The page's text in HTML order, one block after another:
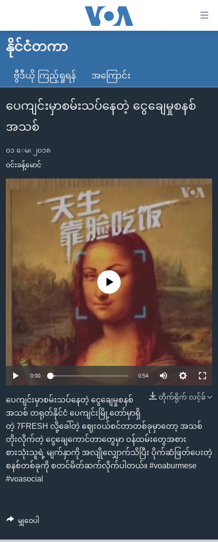
လွယ်ကူ
စေ
သည့်
များ
ပင်မ
သို့
ကျော်
ကြည့်
ကျော်
မူလစာမျက်နှာ
မြန်မာ
ကမ္ဘာ့သတင်းများ
နိုင်ငံတကာ
အမေရိကန်
အစ္စရေး-ပါလက်စတိုင်း
ဗွီဒီယို
သတင်းလွတ်လပ်ခွင့်
အင်္ဂလိပ်စာလေ့လာမယ်
မကြေးမုံရဲ့ အင်္ဂလိပ်စာ
ရုပ်ရှင်ထဲက အင်္ဂလိပ်စာ
သုတပဒေသာ အင်္ဂလိပ်စာ
ရေဒီယိုနှင့်ရုပ်သံ အချက်အလက်များ
ရေဒီယို/တီဗွီအစီအစဉ်
Learning English
ဗွီအိုအေ လူမှုကွန်ယက်များ
ဘာသာစကားများ
နိုင်ငံတကာ
ဗွီဒီယို ကြည့်ရှုရန် အကြောင်း
ပေကျင်းမှာစမ်းသပ်နေတဲ့ ငွေချေမှုစနစ်
အသစ်
၀၁ ေမ၊ ၂၀၁၈
၀င်းခန့်မောင်
No media source currently available
0:00 0:54
တိုက်ရိုက် လင့်ခ်
ပေကျင်းမှာစမ်းသပ်နေတဲ့ ငွေချေမှုစနစ်
အသစ် တရုတ်နိုင်ငံ ပေကျင်းမြို့တော်မှာရှိ
တဲ့ 7FRESH လို့ခေါ်တဲ့ ဈေးဝယ်စင်တာတစ်ခုမှာတော့ အသစ်
တိုးလိုက်တဲ့ ငွေချေကောင်တာတွေမှာ ဝန်ထမ်းတွေအစား
စားသုံးသူရဲ့ မျက်နှာကို အလျိုလျှောက်သိပြီး ပိုက်ဆံဖြတ်ပေးတဲ့
စနစ်တစ်ခုကို စတင်မိတ်ဆက်လိုက်ပါတယ်။ #voaburmese
#voasocial
မျှဝေပါ